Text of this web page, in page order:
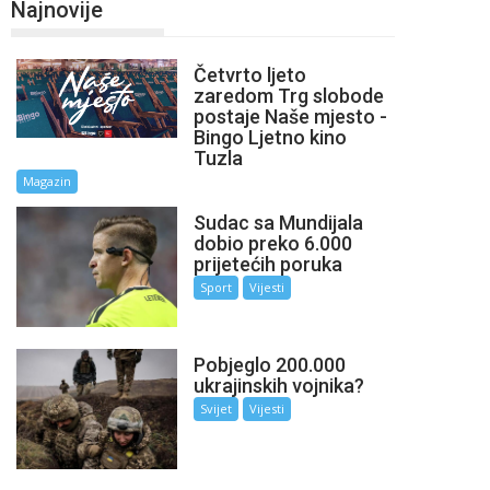
Najnovije
Četvrto ljeto
zaredom Trg slobode
postaje Naše mjesto -
Bingo Ljetno kino
Tuzla
Magazin
Sudac sa Mundijala
dobio preko 6.000
prijetećih poruka
Sport Vijesti
Pobjeglo 200.000
ukrajinskih vojnika?
Svijet Vijesti